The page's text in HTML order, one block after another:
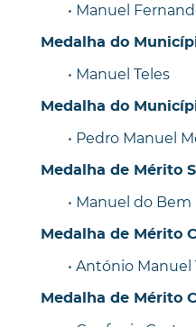
• Manuel
Medalha do
• Manuel Teles
Medalha do
• Pedro Manuel
Medalha de Mérito
• Manuel do Bem
Medalha de Mérito
• António Manuel
Medalha de Mérito